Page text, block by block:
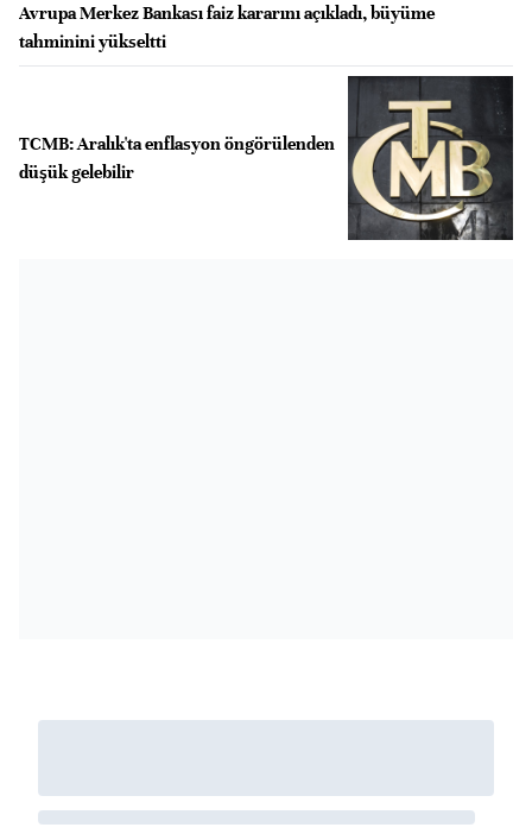
Avrupa Merkez Bankası faiz kararını açıkladı, büyüme
tahminini yükseltti
TCMB: Aralık'ta enflasyon öngörülenden
düşük gelebilir